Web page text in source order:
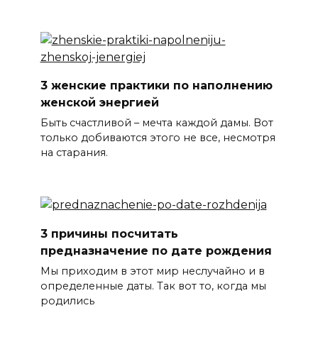
3 женские практики по наполнению
женской энергией
Быть счастливой – мечта каждой дамы. Вот
только добиваются этого не все, несмотря
на старания.
3 причины посчитать
предназначение по дате рождения
Мы приходим в этот мир неслучайно и в
определенные даты. Так вот то, когда мы
родились